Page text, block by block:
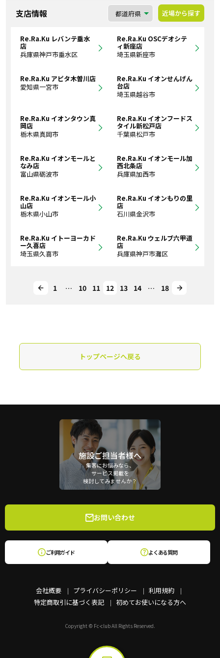
支店情報 近場から探す
Re.Ra.Ku レバンテ垂水
店
兵庫県神戸市垂水区
Re.Ra.Ku OSCデオシテ
ィ新座店
埼玉県新座市
Re.Ra.Ku アピタ木曽川店
愛知県一宮市
Re.Ra.Ku イオンせんげん
台店
埼玉県越谷市
Re.Ra.Ku イオンタウン真
岡店
栃木県真岡市
Re.Ra.Ku イオンフードス
タイル新松戸店
千葉県松戸市
Re.Ra.Ku イオンモールと
なみ店
富山県砺波市
Re.Ra.Ku イオンモール加
西北条店
兵庫県加西市
Re.Ra.Ku イオンモール小
山店
栃木県小山市
Re.Ra.Ku イオンもりの里
店
石川県金沢市
Re.Ra.Ku イトーヨーカド
ー久喜店
埼玉県久喜市
Re.Ra.Ku ウェルブ六甲道
店
兵庫県神戸市灘区
1 … 10 11 12 13 14 … 18
トップページへ戻る
施設ご担当者様へ
集客にお悩みなら、
サービス掲載を
検討してみませんか？
会社概要 プライバシーポリシー
利用規約
特定商取引に基づく表記
初めてお使いになる方へ
お問い合わせ
ご利用ガイド よくある質問
Copyright © Fc-club All Rights Reserved.